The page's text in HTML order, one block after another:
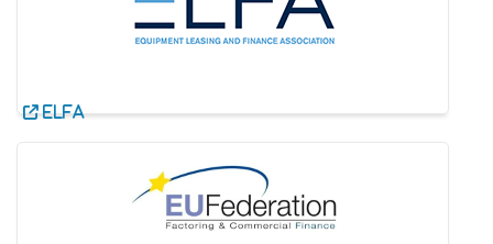
ELFA